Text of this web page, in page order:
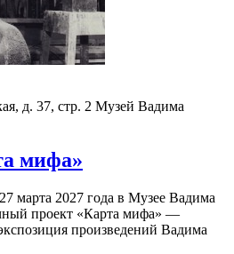
д. 37, стр. 2 Музей Вадима
мифа»
марта 2027 года в Музее Вадима
проект «Карта мифа» —
произведений Вадима